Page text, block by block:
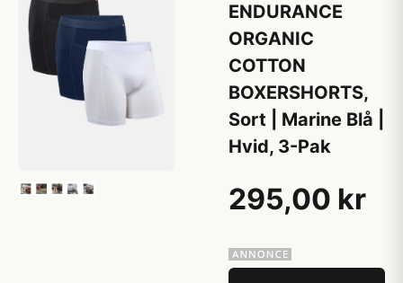
ENDURANCE
ORGANIC
COTTON
BOXERSHORTS,
Sort | Marine Blå |
Hvid, 3-Pak
295,00 kr